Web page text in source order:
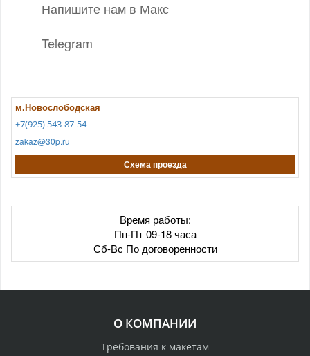
Напишите нам в Макс
Telegram
м.Новослободская
+7(925) 543-87-54
zakaz@30p.ru
Схема проезда
Время работы:
Пн-Пт 09-18 часа
Сб-Вс По договоренности
О КОМПАНИИ
Требования к макетам